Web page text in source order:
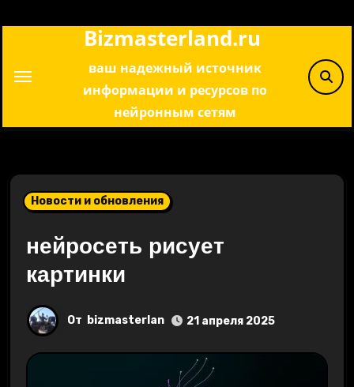
Bizmasterland.ru
ваш надежный источник
информации и ресурсов по
нейронным сетям
Новости и обновления
нейросеть рисует
картинки
От bizmasterlan 21 апреля 2025